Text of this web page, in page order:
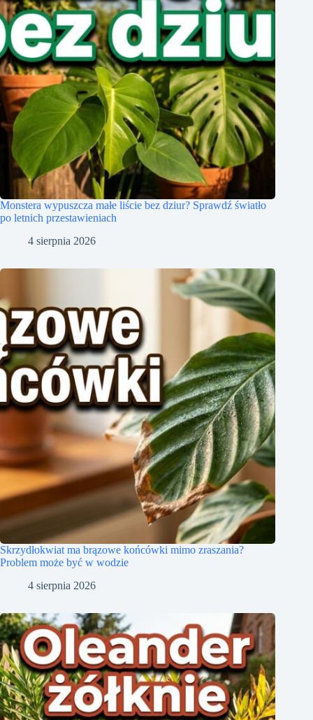
Monstera wypuszcza małe liście bez dziur? Sprawdź światło
po letnich przestawieniach
4 sierpnia 2026
Skrzydłokwiat ma brązowe końcówki mimo zraszania?
Problem może być w wodzie
4 sierpnia 2026